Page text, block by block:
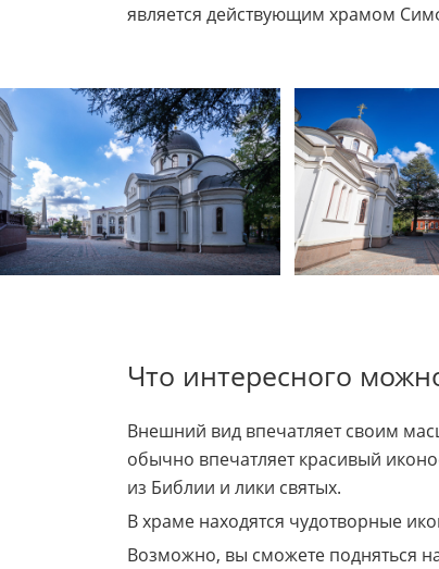
является действующим храмом
Что интересного
Внешний вид впечатляет своим
обычно впечатляет красивый
из Библии и лики святых.
В храме находятся чудотворные
Возможно, вы сможете подняться